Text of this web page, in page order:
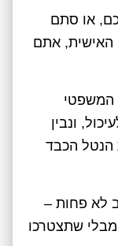
או סתם
האישית, אתם
המשפטי
ונבין
הנטל הכבד
לא פחות –
שתצטרכו